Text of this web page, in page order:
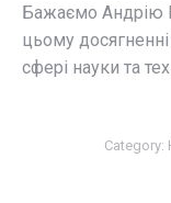
Бажаємо Андрію
цьому
сфері науки та
Category: